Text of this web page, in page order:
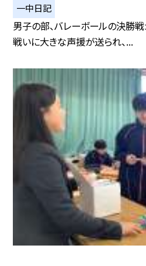
一中日記
男子の部、バレーボールの決勝
戦いに大きな声援が送られ、...